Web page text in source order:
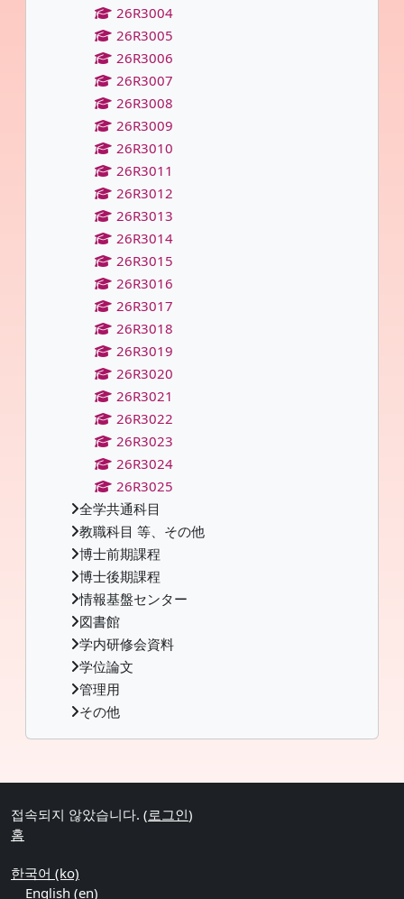
26R3004
26R3005
26R3006
26R3007
26R3008
26R3009
26R3010
26R3011
26R3012
26R3013
26R3014
26R3015
26R3016
26R3017
26R3018
26R3019
26R3020
26R3021
26R3022
26R3023
26R3024
26R3025
全学共通科目
教職科目 等、その他
博士前期課程
博士後期課程
情報基盤センター
図書館
学内研修会資料
学位論文
管理用
その他
Supplementary blocks
접속되지 않았습니다. (로그인)
홈
한국어 ‎(ko)‎
English ‎(en)‎